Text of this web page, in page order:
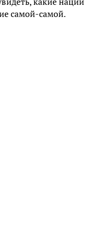
самой-самой.